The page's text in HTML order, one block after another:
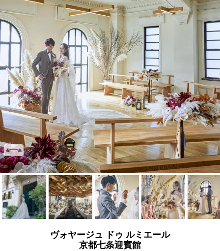
ヴォヤージュ ドゥ ルミエール
京都七条迎賓館